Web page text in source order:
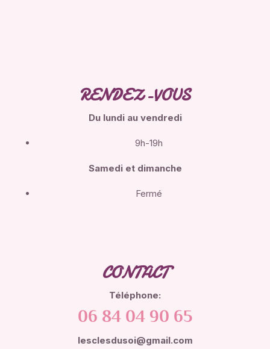
RENDEZ-VOUS
Du lundi au vendredi
9h-19h
Samedi et dimanche
Fermé
CONTACT
Téléphone:
06 84 04 90 65
lesclesdusoi@gmail.com